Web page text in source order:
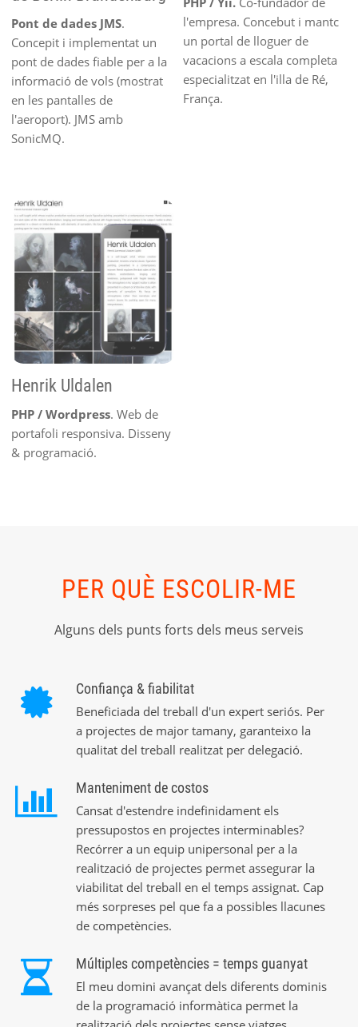
Pont de dades JMS.
Concepit i implementat un
pont de dades fiable per a la
informació de vols (mostrat
en les pantalles de
l'aeroport). JMS amb
SonicMQ.
l'empresa. Concebut i mantc
un portal de lloguer de
vacacions a escala completa
especialitzat en l'illa de Ré,
França.
Henrik Uldalen
PHP / Wordpress. Web de
portafoli responsiva. Disseny
& programació.
PER QUÈ ESCOLIR-ME
Alguns dels punts forts dels meus serveis
Confiança & fiabilitat
Beneficiada del treball d'un expert seriós. Per
a projectes de major tamany, garanteixo la
qualitat del treball realitzat per delegació.
Manteniment de costos
Cansat d'estendre indefinidament els
pressupostos en projectes interminables?
Recórrer a un equip unipersonal per a la
realització de projectes permet assegurar la
viabilitat del treball en el temps assignat. Cap
més sorpreses pel que fa a possibles llacunes
de competències.
Múltiples competències = temps guanyat
El meu domini avançat dels diferents dominis
de la programació informàtica permet la